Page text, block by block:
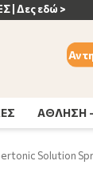
εδώ >
ΑΘΛΗΣΗ
Solution